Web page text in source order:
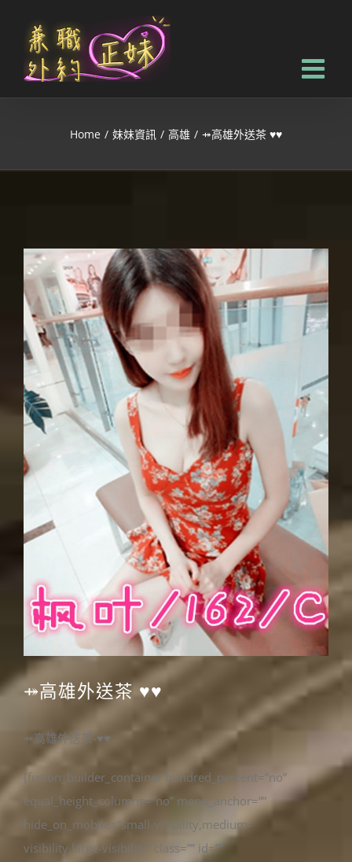
Home / 妹妹資訊 / 高雄 / ⤀高雄外送茶 ♥♥
View
Larger
Image
⤀高雄外送茶 ♥♥
⤀高雄外送茶-♥♥
[fusion_builder_container hundred_percent=”no”
equal_height_columns=”no” menu_anchor=””
hide_on_mobile=”small-visibility,medium-
visibility,large-visibility” class=”” id=””